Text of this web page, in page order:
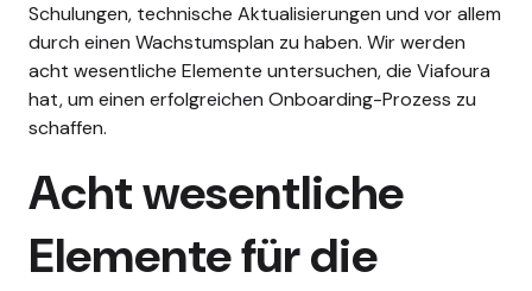
Schulungen, technische Aktualisierungen und vor allem
durch einen Wachstumsplan zu haben. Wir werden
acht wesentliche Elemente untersuchen, die Viafoura
hat, um einen erfolgreichen Onboarding-Prozess zu
schaffen.
Acht wesentliche
Elemente für die